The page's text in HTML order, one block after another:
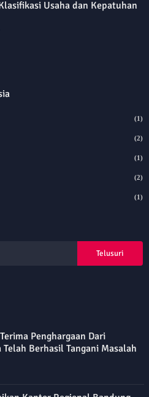
Usaha dan Kepatuhan
(1)
(2)
(1)
(2)
(1)
Penghargaan Dari
Berhasil Tangani Masalah